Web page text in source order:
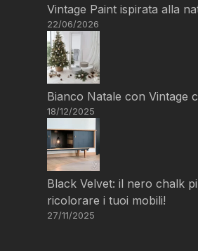
Vintage Paint ispirata alla
22/06/2026
Bianco Natale con Vintage
18/12/2025
Black Velvet: il nero chalk
ricolorare i tuoi mobili!
27/11/2025